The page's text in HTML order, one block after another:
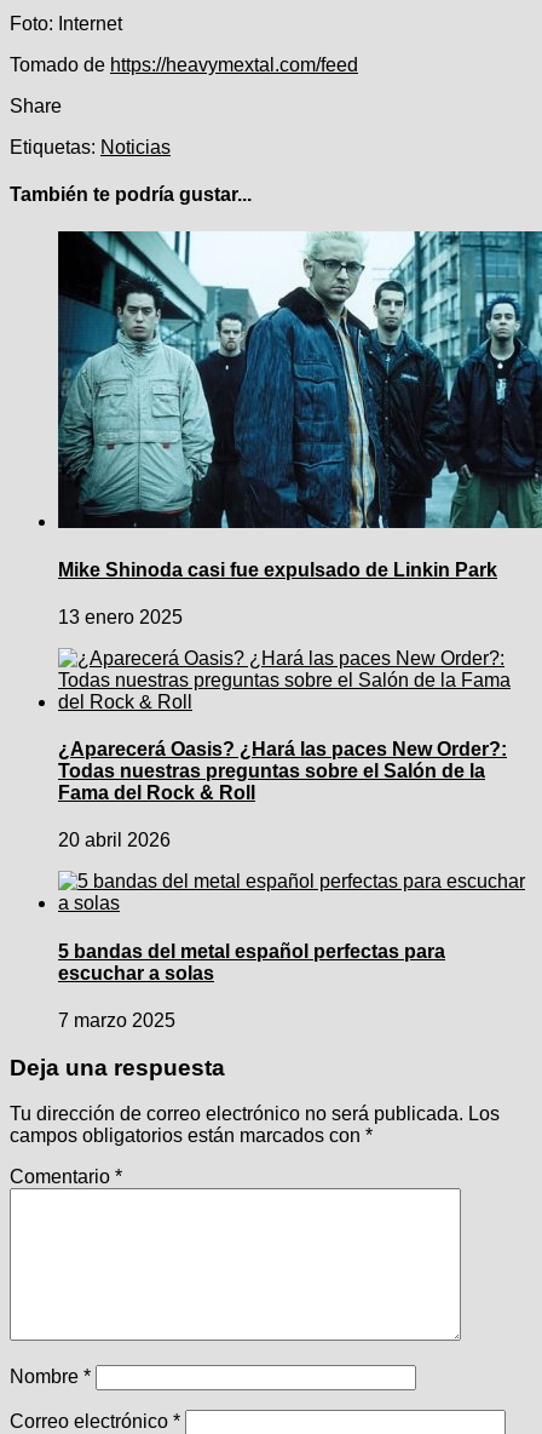
Foto: Internet
Navegación
de
entradas
Tomado de https://heavymextal.com/feed
Share
Etiquetas: Noticias
También te podría gustar...
Mike Shinoda casi fue expulsado de Linkin Park
13 enero 2025
¿Aparecerá Oasis? ¿Hará las paces New Order?:
Todas nuestras preguntas sobre el Salón de la
Fama del Rock & Roll
20 abril 2026
5 bandas del metal español perfectas para
escuchar a solas
7 marzo 2025
Deja una respuesta
Tu dirección de correo electrónico no será publicada. Los
campos obligatorios están marcados con *
Comentario *
Nombre *
Correo electrónico *